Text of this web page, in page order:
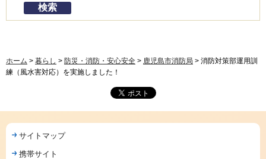
ホーム > 暮らし > 防災・消防・安心安全 > 鹿児島市消防局 > 消防対策部運用訓
練（風水害対応）を実施しました！
サイトマップ
携帯サイト